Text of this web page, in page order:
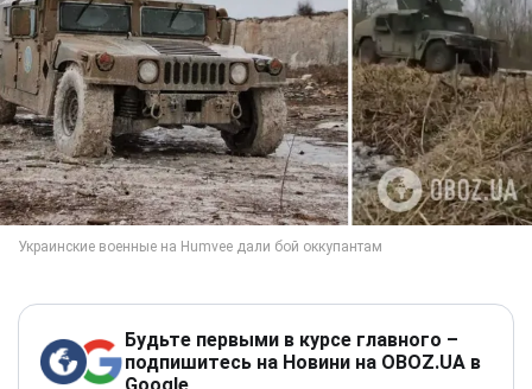
Будьте первыми в курсе главного –
подпишитесь на Новини на OBOZ.UA в
Google